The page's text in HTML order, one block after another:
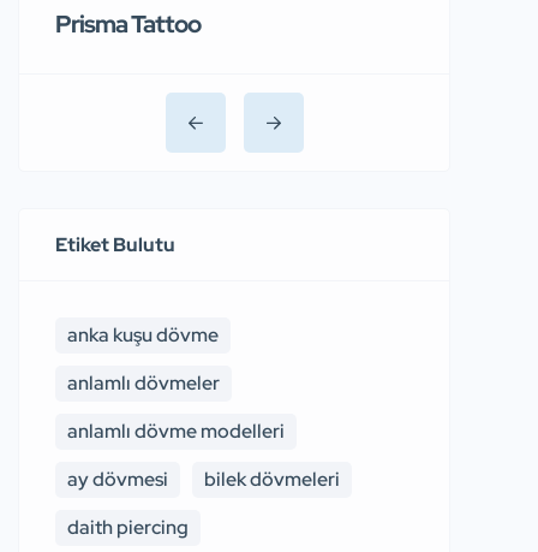
Prisma Tattoo
Etiket Bulutu
anka kuşu dövme
anlamlı dövmeler
anlamlı dövme modelleri
ay dövmesi
bilek dövmeleri
daith piercing